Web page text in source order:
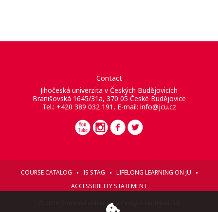
Contact
Jihočeská univerzita v Českých Budějovicích
Branišovská 1645/31a, 370 05 České Budějovice
Tel.: +420 389 032 191, E-mail: info@jcu.cz
COURSE CATALOG IS STAG
LIFELONG LEARNING ON JU
ACCESSIBILITY STATEMENT
© 2026 Jihočeská univerzita v Českých Budějovicích